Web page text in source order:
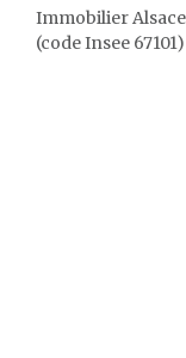
Immobilier
(code Insee